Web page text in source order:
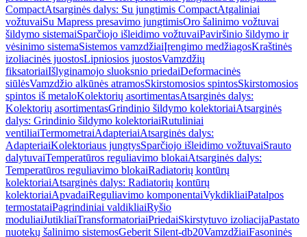
CompactAtsarginės dalys: Su jungtimis CompactAtgaliniai
vožtuvaiSu Mapress presavimo jungtimisOro šalinimo vožtuvai
šildymo sistemaiSparčiojo išleidimo vožtuvaiPaviršinio šildymo ir
vėsinimo sistemaSistemos vamzdžiaiĮrengimo medžiagosKraštinės
izoliacinės juostosLipniosios juostosVamzdžių
fiksatoriaiIšlyginamojo sluoksnio priedaiDeformacinės
siūlėsVamzdžio alkūnės atramosSkirstomosios spintosSkirstomosios
spintos iš metaloKolektorių asortimentasAtsarginės dalys:
Kolektorių asortimentasGrindinio šildymo kolektoriaiAtsarginės
dalys: Grindinio šildymo kolektoriaiRutuliniai
ventiliaiTermometraiAdapteriaiAtsarginės dalys:
AdapteriaiKolektoriaus jungtysSparčiojo išleidimo vožtuvaiSrauto
dalytuvaiTemperatūros reguliavimo blokaiAtsarginės dalys:
Temperatūros reguliavimo blokaiRadiatorių kontūrų
kolektoriaiAtsarginės dalys: Radiatorių kontūrų
kolektoriaiApvadaiReguliavimo komponentaiVykdikliaiPatalpos
termostataiPagrindiniai valdikliaiRyšio
moduliaiJutikliaiTransformatoriaiPriedaiSkirstytuvo izoliacijaPastato
nuotekų šalinimo sistemosGeberit Silent-db20VamzdžiaiFasoninės